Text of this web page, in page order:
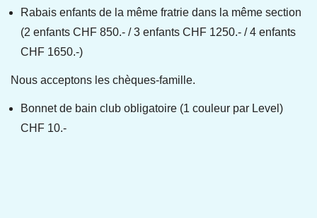
Rabais enfants de la même fratrie dans la même section
(2 enfants CHF 850.- / 3 enfants CHF 1250.- / 4 enfants
CHF 1650.-)
Nous acceptons les chèques-famille.
Bonnet de bain club obligatoire (1 couleur par Level)
CHF 10.-